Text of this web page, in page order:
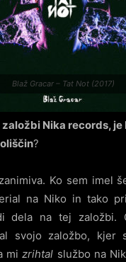
Blaž Gracar – Tat Not (2017)
založbi Nika records,
?
Ko sem imel
na Niko in tako
dela na tej založbi.
svojo založbo, kjer
mizrihtal službo na